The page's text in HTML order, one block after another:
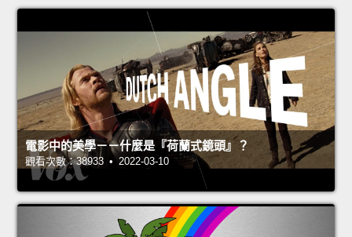
電影中的美學－－什麼是『荷蘭式鏡頭』？
觀看次數：38933 • 2022-03-10